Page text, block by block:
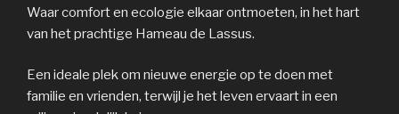
Waar comfort en ecologie elkaar ontmoeten, in het hart
van het prachtige Hameau de Lassus.
Een ideale plek om nieuwe energie op te doen met
familie en vrienden, terwijl je het leven ervaart in een